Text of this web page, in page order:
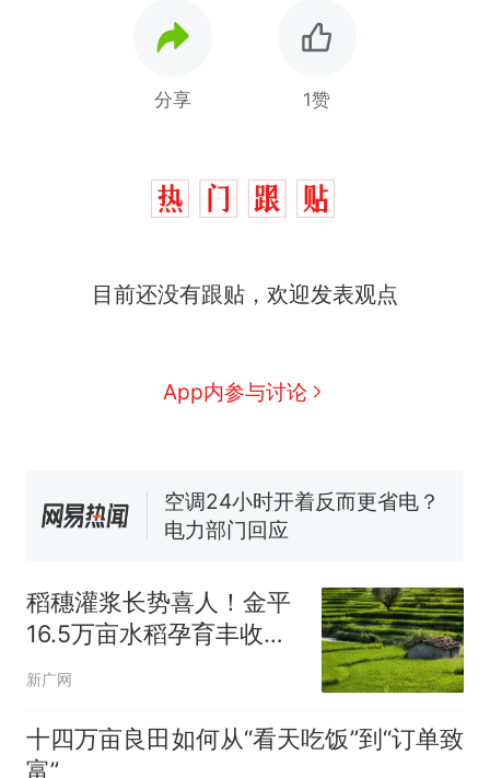
分享 1赞
目前还没有跟贴，欢迎发表观点
App内参与讨论
全部作废，公平么？
国大使骑行绕了几乎整个国境
线一圈，还曾两次到中国寻根
5万的小车卖不动，40万以上
的抢着买
空调24小时开着反而更省电？
电力部门回应
1千斤稻谷
热 十多万人报名的考试，成绩
全部作废，公平么？
稻穗灌浆长势喜人！金平
16.5万亩水稻孕育丰收，
静待八月开镰
新广网
十四万亩良田如何从“看天吃饭”到“订单致
富”